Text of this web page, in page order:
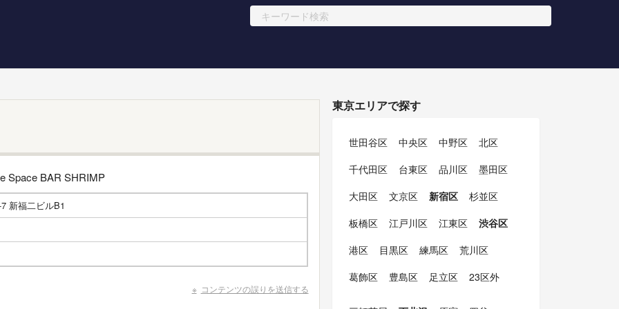
新福二ビルB1
コンテンツの誤りを送信する
東京エリアで探す
世田谷区 中央区 中野区
北区
千代田区
台東区 品川区
墨田区
大田区
文京区 新宿区
杉並区
板橋区
江戸川区 江東区
渋谷区
港区
目黒区 練馬区
荒川区
葛飾区
豊島区 足立区 23区外